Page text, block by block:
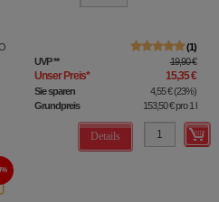
1
UVP** 19,90 €
Unser Preis* 15,35 €
Sie sparen 4,55 €(23%)
Grundpreis
153,50 €pro 1 l
Details